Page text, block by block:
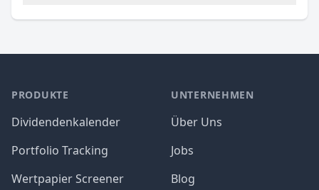
PRODUKTE
Dividendenkalender
Portfolio Tracking
Wertpapier Screener
UNTERNEHMEN
Über Uns
Jobs
Blog